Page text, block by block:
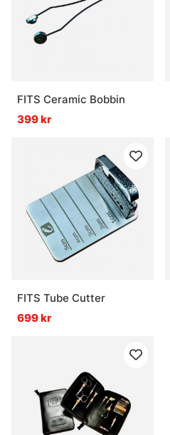
FITS Ceramic Bobbin
399 kr
FITS Tube Cutter
699 kr